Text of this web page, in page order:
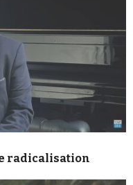
radicalisation